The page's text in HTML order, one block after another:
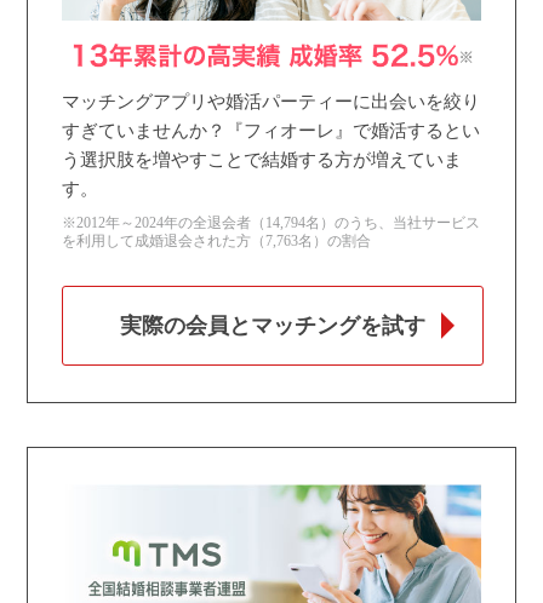
マッチングアプリや婚活パーティーに出会いを絞り
すぎていませんか？『フィオーレ』で婚活するとい
う選択肢を増やすことで結婚する方が増えていま
す。
※2012年～2024年の全退会者（14,794名）のうち、当社サービス
を利用して成婚退会された方（7,763名）の割合
実際の会員とマッチングを試す